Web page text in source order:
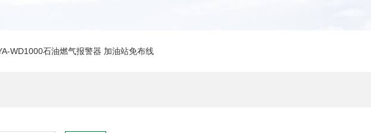
WD1000石油燃气报警器 加油站免布线